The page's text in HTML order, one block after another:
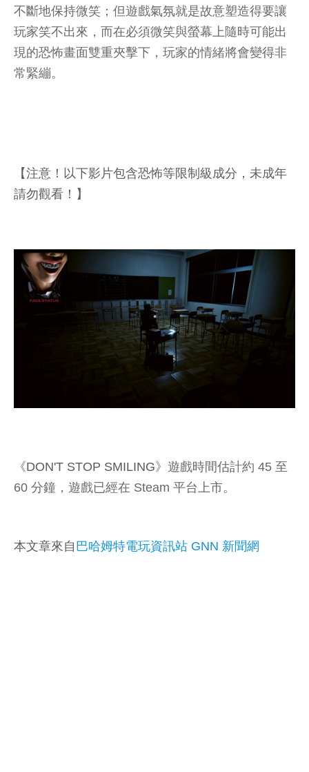
不斷地保持微笑；但遊戲氣氛就是故意塑造得要讓
玩家笑不出來，而在必須微笑與螢幕上隨時可能出
現的恐怖畫面雙重夾擊下，玩家的情緒將會變得非
常緊繃。
【注意！以下影片包含恐怖等限制級成分，未成年
請勿觀看！】
《DON'T STOP SMILING》遊戲時間估計約 45 至
60 分鐘，遊戲已經在 Steam 平台上市。
本文章來自 巴哈姆特電玩資訊站 GNN 新聞網